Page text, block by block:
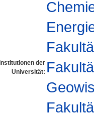
Institutionen der
Universität: